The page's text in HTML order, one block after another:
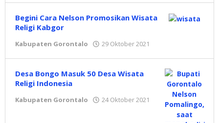
Begini Cara Nelson Promosikan Wisata
Religi Kabgor
Kabupaten Gorontalo 29 Oktober 2021
Desa Bongo Masuk 50 Desa Wisata
Religi Indonesia
Kabupaten Gorontalo 24 Oktober 2021
Hidayat
Mokambu